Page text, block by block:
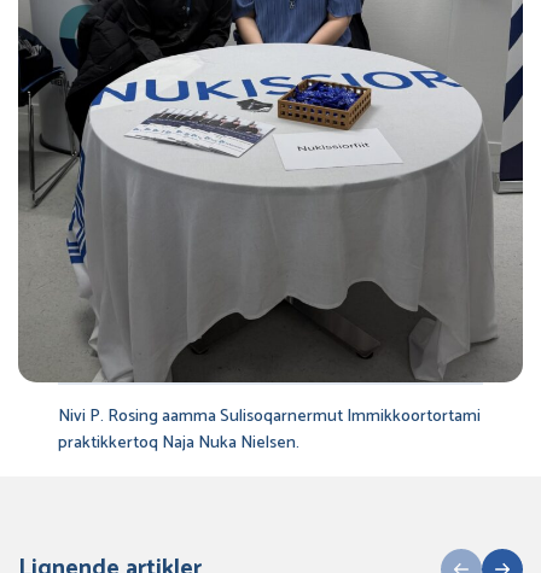
Nivi P. Rosing aamma Sulisoqarnermut Immikkoortortami
praktikkertoq Naja Nuka Nielsen.